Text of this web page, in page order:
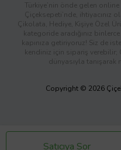
Satıcıya Sor
Türkiye’nin önde gelen
Çiçeksepeti’nde, ihtiyacınız
Çikolata, Hediye, Kişiye Özel
kategoride aradığınız
kapınıza getiriyoruz! Siz de
kendiniz için sipariş verebilir;
dünyasıyla
Copyright © 2026